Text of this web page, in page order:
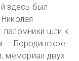
здесь был
шли к
— Бородинское
мемориал двух